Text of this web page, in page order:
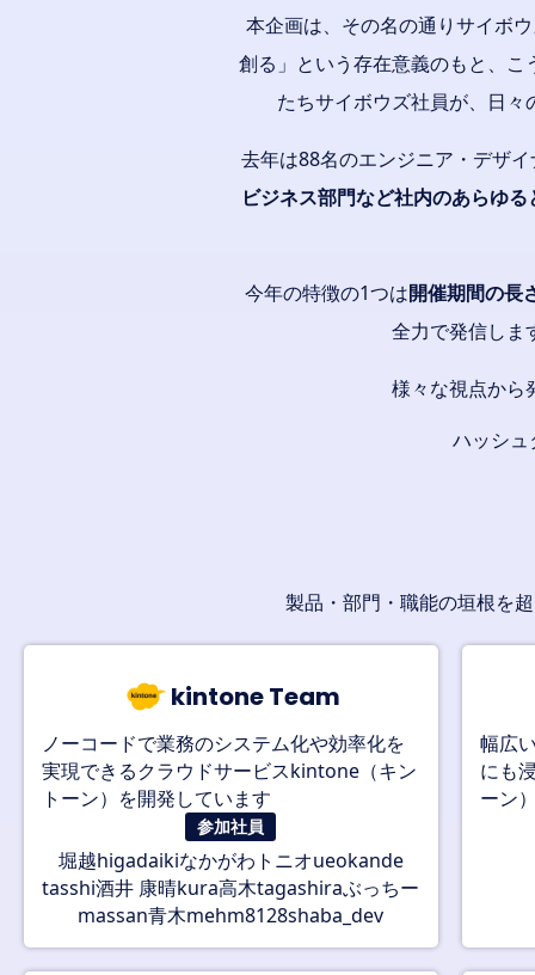
本企画は、その名の通りサイボ
創る」という存在意義のもと、
たちサイボウズ社員が、日
去年は88名のエンジニア・デザ
ビジネス部門など社内のあらゆ
今年の特徴の1つは開催期間の長
全力で発信しま
様々な視点から
ハッシ
製品・部門・職能の垣根を
kintone Team
ノーコードで業務のシステム化や効率化を
実現できるクラウドサービスkintone（キン
トーン）を開発しています
参加社員
堀越higadaikiなかがわ トニオueokande
tasshi酒井 康晴kura高木tagashiraぶっちー
massan青木mehm8128shaba_dev
幅広
にも
ーン